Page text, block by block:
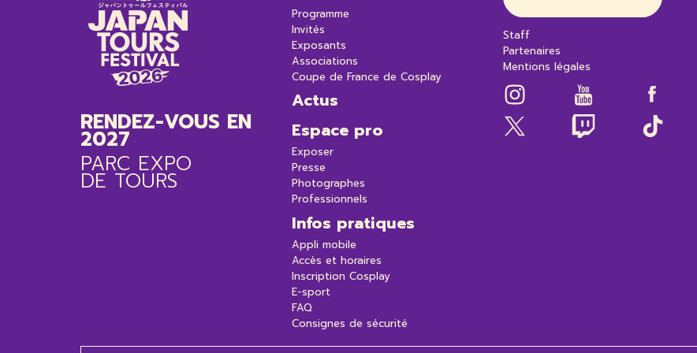
RENDEZ-VOUS EN
2027
PARC EXPO
DE TOURS
Programme
Invités
Exposants
Associations
Coupe de France de Cosplay
Actus
Espace pro
Exposer
Presse
Photographes
Professionnels
Infos pratiques
Appli mobile
Accès et horaires
Inscription Cosplay
E-sport
FAQ
Consignes de sécurité
Staff
Partenaires
Mentions légales